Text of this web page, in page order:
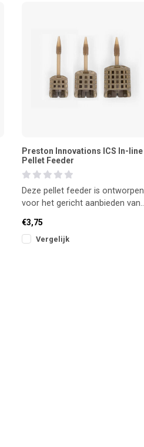
Preston Innovations ICS In-line
Pellet Feeder
Deze pellet feeder is ontworpen
voor het gericht aanbieden van
€3,75
Vergelijk